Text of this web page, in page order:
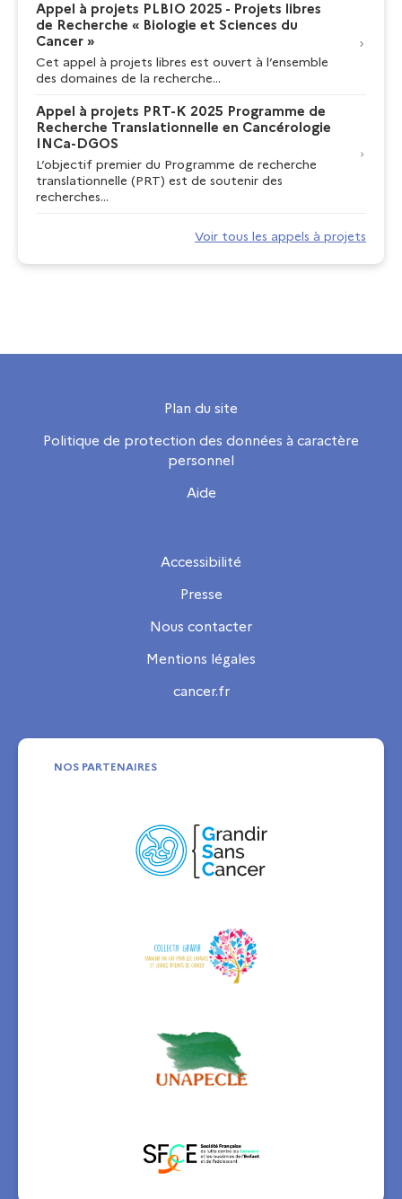
Appel à projets PLBIO 2025 - Projets libres
de Recherche « Biologie et Sciences du
Cancer »
Cet appel à projets libres est ouvert à l’ensemble
des domaines de la recherche...
Appel à projets PRT-K 2025 Programme de
Recherche Translationnelle en Cancérologie
INCa-DGOS
L’objectif premier du Programme de recherche
translationnelle (PRT) est de soutenir des
recherches...
Voir tous les appels à projets
NOS PARTENAIRES
Plan du site
Politique de protection des données à caractère
personnel
Aide
Accessibilité
Presse
Nous contacter
Mentions légales
cancer.fr